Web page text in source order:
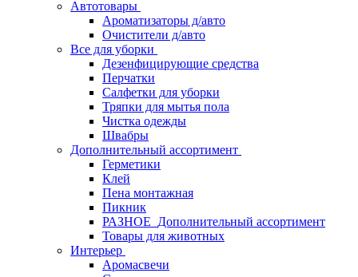
Автотовары
Ароматизаторы д/авто
Очистители д/авто
Все для уборки
Дезенфицирующие средства
Перчатки
Салфетки для уборки
Тряпки для мытья пола
Чистка одежды
Швабры
Дополнительный ассортимент
Герметики
Клей
Пена монтажная
Пикник
РАЗНОЕ_Дополнительный ассортимент
Товары для животных
Интерьер
Аромасвечи